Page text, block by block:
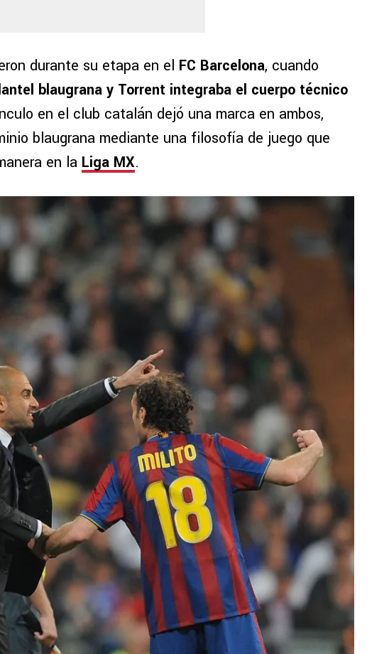
durante su etapa en el FC Barcelona, cuando
blaugrana y Torrent integraba el cuerpo técnico
en el club catalán dejó una marca en ambos,
blaugrana mediante una filosofía de juego que
en la Liga MX.